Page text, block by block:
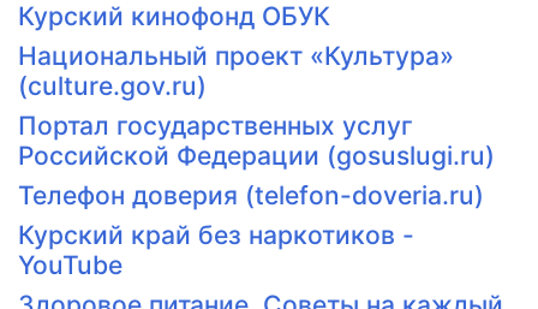
Курский кинофонд ОБУК
Национальный проект «Культура»
(culture.gov.ru)
Портал государственных услуг
Российской Федерации (gosuslugi.ru)
Телефон доверия (telefon-doveria.ru)
Курский край без наркотиков -
YouTube